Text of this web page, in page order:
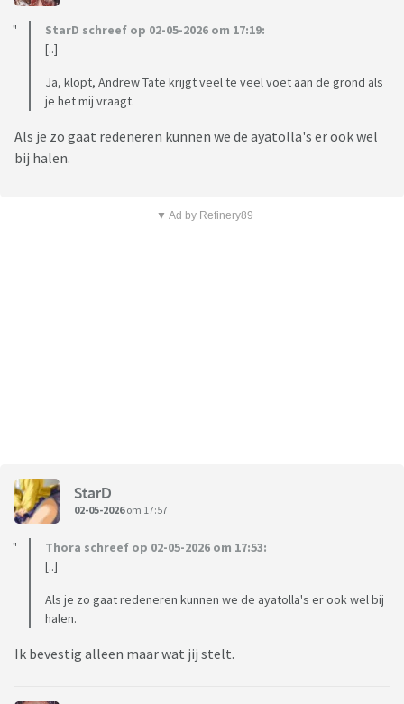
StarD schreef op 02-05-2026 om 17:19:
[..]
Ja, klopt, Andrew Tate krijgt veel te veel voet aan de grond als
je het mij vraagt.
Als je zo gaat redeneren kunnen we de ayatolla's er ook wel
bij halen.
▼ Ad by Refinery89
StarD
02-05-2026om 17:57
Thora schreef op 02-05-2026 om 17:53:
[..]
Als je zo gaat redeneren kunnen we de ayatolla's er ook wel bij
halen.
Ik bevestig alleen maar wat jij stelt.